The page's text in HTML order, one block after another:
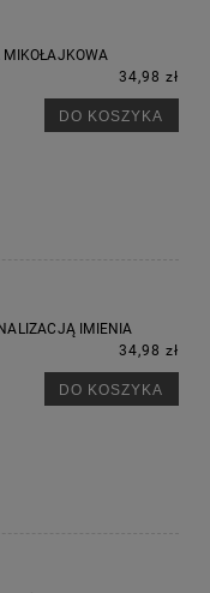
MIKOŁAJKOWA
34,98 zł
DO KOSZYKA
IMIENIA
34,98 zł
DO KOSZYKA